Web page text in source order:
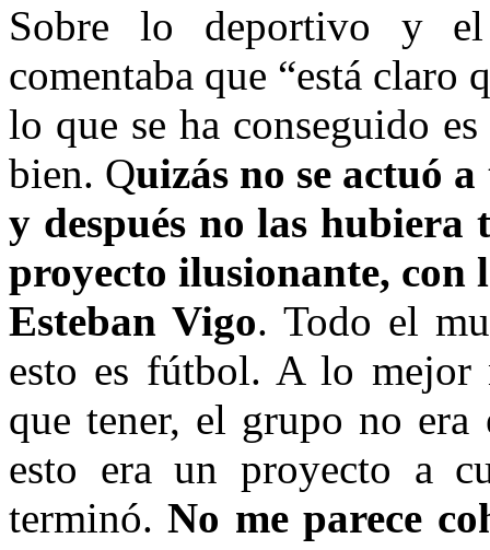
Sobre lo deportivo y el
comentaba que “está claro
lo que se ha conseguido
bien. Quizás no se actuó
y después no las hubiera
proyecto ilusionante, con
Esteban Vigo. Todo el
esto es fútbol. A lo mejor
que tener, el grupo no
esto era un proyecto a
terminó. No me parece